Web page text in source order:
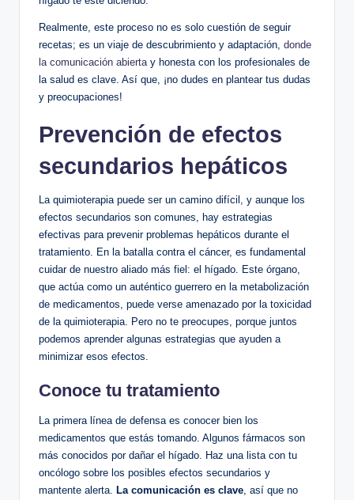
Realmente, este proceso no es solo cuestión de seguir
recetas; es un viaje de descubrimiento y adaptación, donde
la comunicación abierta y honesta con los profesionales de
la salud es clave. Así que, ¡no dudes en plantear tus dudas
y preocupaciones!
Prevención de efectos
secundarios hepáticos
La quimioterapia puede ser un camino difícil, y aunque los
efectos secundarios son comunes, hay estrategias
efectivas para prevenir problemas hepáticos durante el
tratamiento. En la batalla contra el cáncer, es fundamental
cuidar de nuestro aliado más fiel: el hígado. Este órgano,
que actúa como un auténtico guerrero en la metabolización
de medicamentos, puede verse amenazado por la toxicidad
de la quimioterapia. Pero no te preocupes, porque juntos
podemos aprender algunas estrategias que ayuden a
minimizar esos efectos.
Conoce tu tratamiento
La primera línea de defensa es conocer bien los
medicamentos que estás tomando. Algunos fármacos son
más conocidos por dañar el hígado. Haz una lista con tu
oncólogo sobre los posibles efectos secundarios y
mantente alerta.
La comunicación es clave , así que no